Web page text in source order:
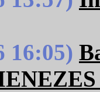
16:05)